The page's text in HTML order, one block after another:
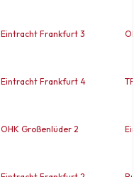
Eintracht Frankfurt 3
Eintracht Frankfurt 4
OHK Großenlüder 2